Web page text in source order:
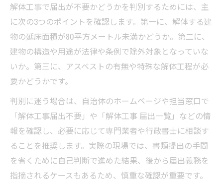
解体工事で届出が不要かどうかを判別するためには、主
に次の3つのポイントを確認します。第一に、解体する建
物の延床面積が80平方メートル未満かどうか。第二に、
建物の構造や用途が法律や条例で除外対象となっていな
いか。第三に、アスベストの有無や特殊な解体工程が必
要かどうかです。
判別に迷う場合は、自治体のホームページや担当窓口で
「解体工事届出不要」や「解体工事 届出一覧」などの情
報を確認し、必要に応じて専門業者や行政書士に相談す
ることを推奨します。実際の現場では、書類提出の手間
を省くために自己判断で進めた結果、後から届出義務を
指摘されるケースもあるため、慎重な確認が重要です。